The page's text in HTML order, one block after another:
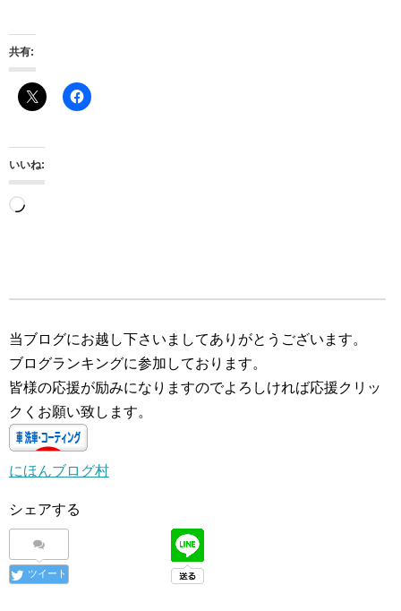
共有:
いいね:
読
中…
当ブログにお越し下さいましてありがとうございます。
ブログランキングに参加しております。
皆様の応援が励みになりますのでよろしければ応援クリッ
クくお願い致します。
にほんブログ村
シェアする
ツイート